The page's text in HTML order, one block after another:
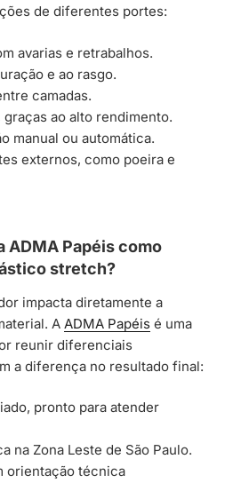
de diferentes portes:
avarias e retrabalhos.
e ao rasgo.
camadas.
ao alto rendimento.
manual ou automática.
externos, como poeira e
ADMA Papéis como
stretch?
impacta diretamente a
A ADMA Papéis é uma
reunir diferenciais
a diferença no resultado final:
pronto para atender
na Zona Leste de São Paulo.
orientação técnica